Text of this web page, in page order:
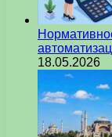
18.05.2026